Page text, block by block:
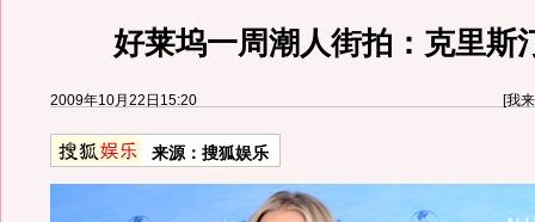
好莱坞一周潮人街拍：克里斯
2009年10月22日15:20 [我
来源： 搜狐娱乐